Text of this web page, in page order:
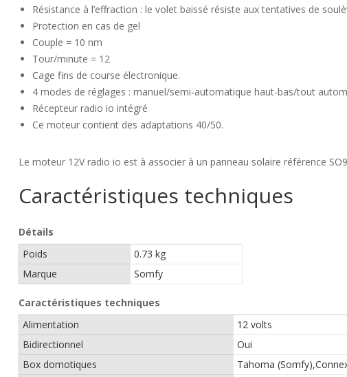
Résistance à l’effraction : le volet baissé résiste aux tentatives de
Protection en cas de gel
Couple = 10 nm
Tour/minute = 12
Cage fins de course électronique.
4 modes de réglages : manuel/semi-automatique haut-bas/tout
Récepteur radio io intégré
Ce moteur contient des adaptations 40/50.
Le moteur 12V radio io est à associer à un panneau solaire référence
Caractéristiques techniques
Détails
Poids
0.73 kg
Marque
Somfy
Caractéristiques techniques
Alimentation
12 volts
Bidirectionnel
Oui
Box domotiques
Tahoma